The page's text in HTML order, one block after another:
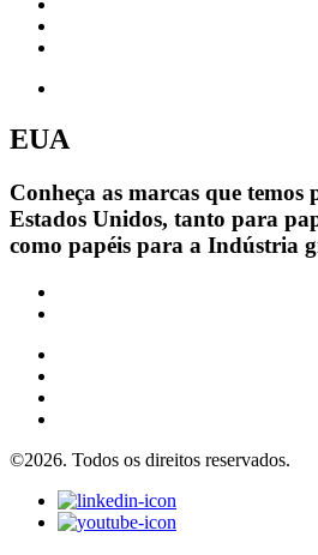
EUA
Conheça as marcas que temos
Estados Unidos, tanto para
como papéis para a Indústria
©2026. Todos os direitos reservados.